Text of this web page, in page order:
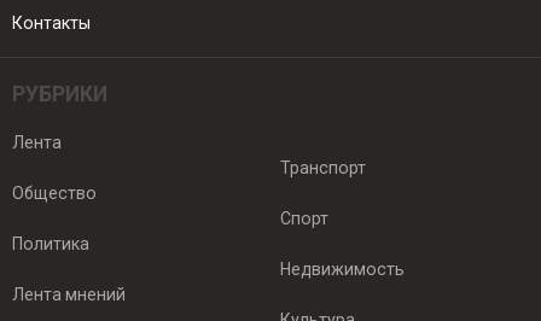
Контакты
РУБРИКИ
Лента
Общество
Политика
Лента мнений
Транспорт
Спорт
Недвижимость